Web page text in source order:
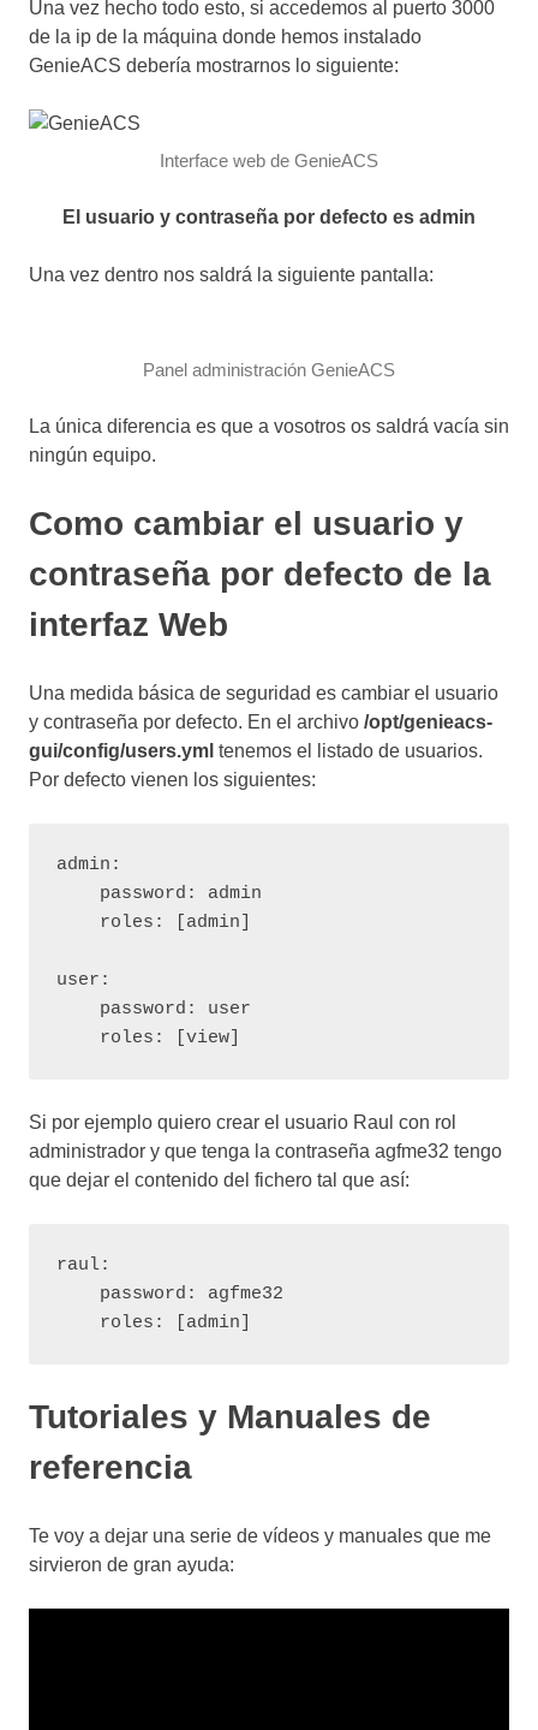
Una vez hecho todo esto, si accedemos al puerto 3000
de la ip de la máquina donde hemos instalado
GenieACS debería mostrarnos lo siguiente:
Interface web de GenieACS
El usuario y contraseña por defecto es admin
Una vez dentro nos saldrá la siguiente pantalla:
Panel administración GenieACS
La única diferencia es que a vosotros os saldrá vacía sin
ningún equipo.
Como cambiar el usuario y
contraseña por defecto de la
interfaz Web
Una medida básica de seguridad es cambiar el usuario
y contraseña por defecto. En el archivo /opt/genieacs-
gui/config/users.yml tenemos el listado de usuarios.
Por defecto vienen los siguientes:
admin:
user:
    roles: [view]
Si por ejemplo quiero crear el usuario Raul con rol
administrador y que tenga la contraseña agfme32 tengo
que dejar el contenido del fichero tal que así:
raul:
Tutoriales y Manuales de
referencia
Te voy a dejar una serie de vídeos y manuales que me
sirvieron de gran ayuda: